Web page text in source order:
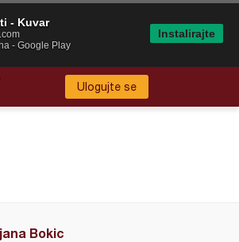
Ulogujte se
Bokic
- Kuvar
- Google Play
Instalirajte